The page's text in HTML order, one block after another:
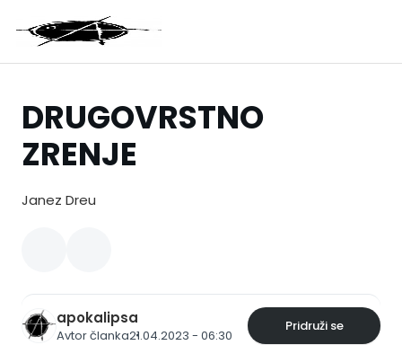
DRUGOVRSTNO
ZRENJE
Janez Dreu
apokalipsa
Avtor članka21.04.2023 - 06:30
Pridruži se